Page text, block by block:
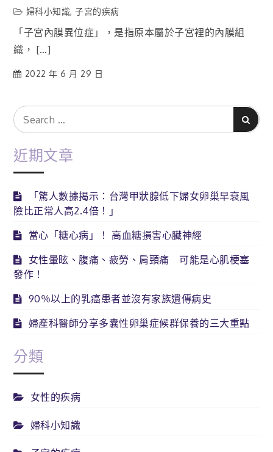
婦科小知識,子宮的疾病
「子宮內膜異位症」，是指原本屬於子宮裡的內膜組
織， […]
2022 年 6 月 29 日
Search
for:
Search
近期文章
「驚人數據揭示：台灣甲狀腺低下婦女卵巢早衰風
險比正常人高2.4倍！」
當心「糖心病」！ 高血糖損害心臟神經
女性暈眩、腹痛、疲勞、肩頸痛 可能是心肌梗塞
發作！
90％以上的乳癌患者並沒有家族遺傳病史
婦產科醫師分享多囊性卵巢症候群保養的三大重點
分類
女性的疾病
婦科小知識